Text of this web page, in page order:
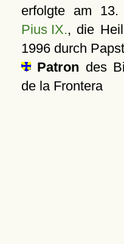
erfolgte am 13.
Pius IX., die
1996durch Papst
Patron des
de la Frontera